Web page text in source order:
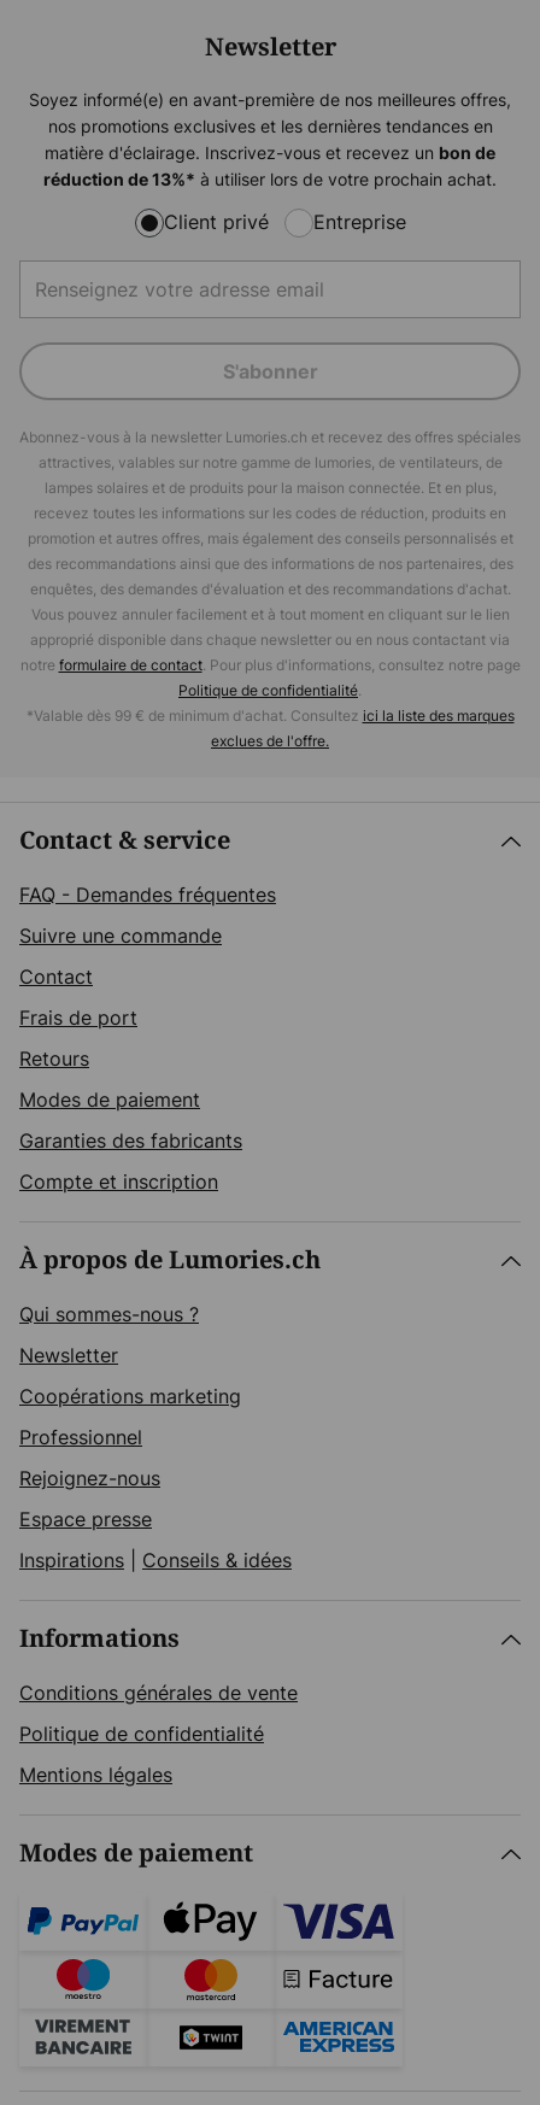
Newsletter
Soyez informé(e) en avant-première de nos meilleures offres,
nos promotions exclusives et les dernières tendances en
matière d'éclairage. Inscrivez-vous et recevez un bon de
réduction de13%* à utiliser lors de votre prochain achat.
Client privé Entreprise
S'abonner
Abonnez-vous à la newsletter Lumories.ch et recevez des offres spéciales
attractives, valables sur notre gamme de lumories, de ventilateurs, de
lampes solaires et de produits pour la maison connectée. Et en plus,
recevez toutes les informations sur les codes de réduction, produits en
promotion et autres offres, mais également des conseils personnalisés et
des recommandations ainsi que des informations de nos partenaires, des
enquêtes, des demandes d'évaluation et des recommandations d'achat.
Vous pouvez annuler facilement et à tout moment en cliquant sur le lien
approprié disponible dans chaque newsletter ou en nous contactant via
notre formulaire de contact. Pour plus d'informations, consultez notre page
Politique de confidentialité.
*Valable dès 99 € de minimum d'achat. Consultez ici la liste des marques
exclues de l'offre.
Contact & service
FAQ - Demandes fréquentes
Suivre une commande
Contact
Frais de port
Retours
Modes de paiement
Garanties des fabricants
Compte et inscription
À propos de Lumories.ch
Qui sommes-nous ?
Newsletter
Coopérations marketing
Professionnel
Rejoignez-nous
Espace presse
Inspirations
Conseils & idées
Informations
Conditions générales de vente
Politique de confidentialité
Mentions légales
Modes de paiement